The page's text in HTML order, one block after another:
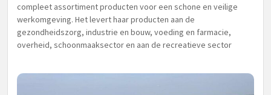
compleet assortiment producten voor een schone en veilige
werkomgeving. Het levert haar producten aan de
gezondheidszorg, industrie en bouw, voeding en farmacie,
overheid, schoonmaaksector en aan de recreatieve sector